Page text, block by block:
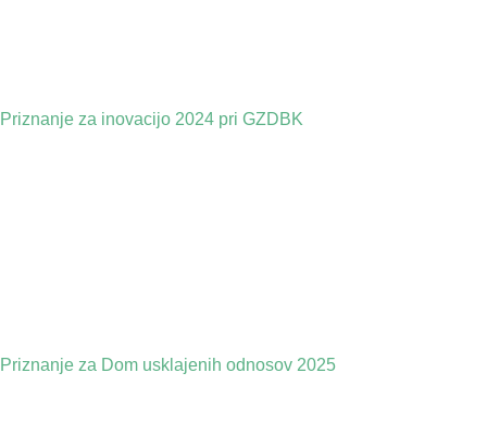
Priznanje za inovacijo 2024 pri GZDBK
Priznanje za Dom usklajenih odnosov 2025